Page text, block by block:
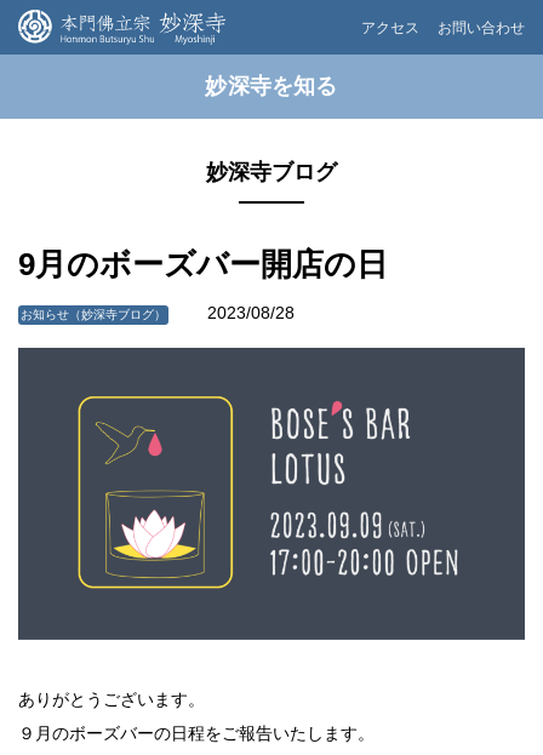
アクセス お問い合わせ
妙深寺を知る
妙深寺ブログ
9月のボーズバー開店の日
お知らせ（妙深寺ブログ） 2023/08/28
ありがとうございます。
９月のボーズバーの日程をご報告いたします。